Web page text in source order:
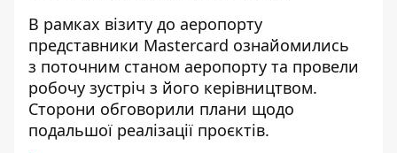
В рамках візиту до аеропорту
представники Mastercard ознайомились
з поточним станом аеропорту та провели
робочу зустріч з його керівництвом.
Сторони обговорили плани щодо
подальшої реалізації проєктів.